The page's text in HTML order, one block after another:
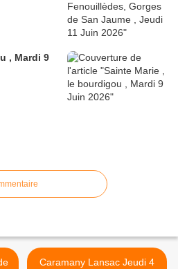
, Mardi 9
Caramany Lansac Jeudi 4